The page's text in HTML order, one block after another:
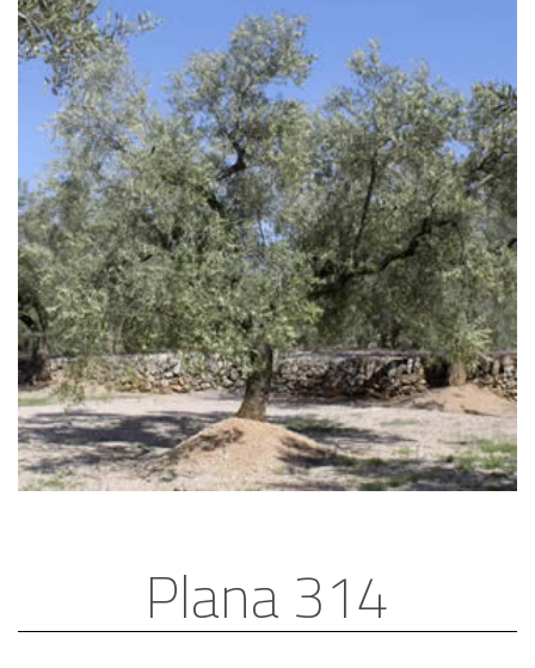
Plana 314